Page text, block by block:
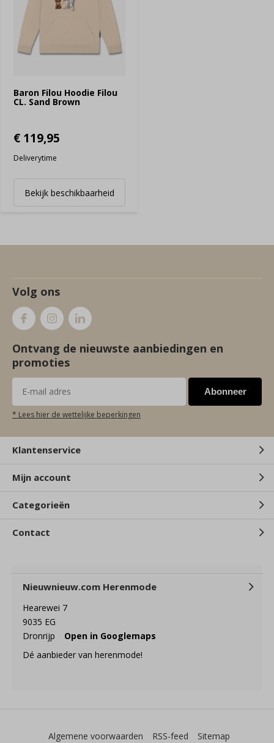
Baron Filou Hoodie Filou
CL. Sand Brown
€ 119,95
Deliverytime
Bekijk beschikbaarheid
Volg ons
Ontvang de nieuwste aanbiedingen en
promoties
Abonneer
* Lees hier de wettelijke beperkingen
Klantenservice
Mijn account
Categorieën
Contact
Nieuwnieuw.com Herenmode
Hearewei 7
9035 EG
Dronrijp
Open in Googlemaps
Dé aanbieder van herenmode!
Algemene voorwaarden RSS-feed Sitemap